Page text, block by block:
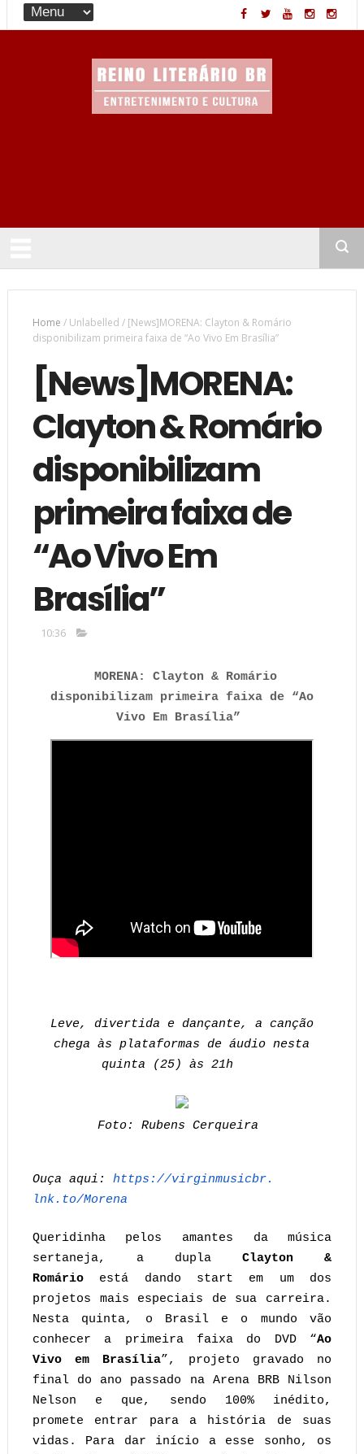
Home /Unlabelled / [News]MORENA: Clayton & Romário
disponibilizam primeira faixa de “Ao Vivo Em Brasília”
[News]MORENA:
Clayton & Romário
disponibilizam
primeira faixa de
“Ao Vivo Em
Brasília”
10:36
MORENA: Clayton & Romário
disponibilizam primeira faixa de “Ao
Vivo Em Brasília”
Leve, divertida e dançante, a canção
chega às plataformas de áudio nesta
quinta (25) às 21h
Foto: Rubens Cerqueira
Ouça aqui: https://virginmusicbr.
lnk.to/Morena
Queridinha pelos amantes da música
sertaneja, a duplaClayton &
Romárioestá dando start em um dos
projetos mais especiais de sua carreira.
Nesta quinta, o Brasil e o mundo vão
conhecer a primeira faixa do DVD “Ao
Vivo em Brasília”, projeto gravado no
final do ano passado na Arena BRB Nilson
Nelson e que, sendo 100% inédito,
promete entrar para a história de suas
vidas. Para dar início a esse sonho, os